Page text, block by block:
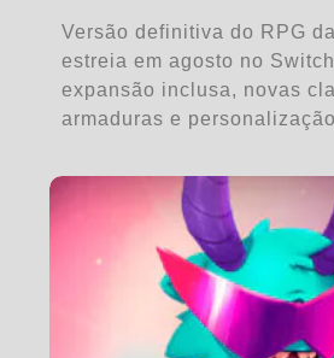
Versão definitiva do RPG
estreia em agosto no
expansão inclusa, novas
armaduras e